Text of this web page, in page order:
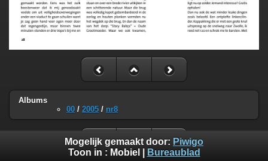
Albums
00 / 2005 / nr8
Mogelijk gemaakt door: Piwigo
Toon in : Mobiel Bureaublad